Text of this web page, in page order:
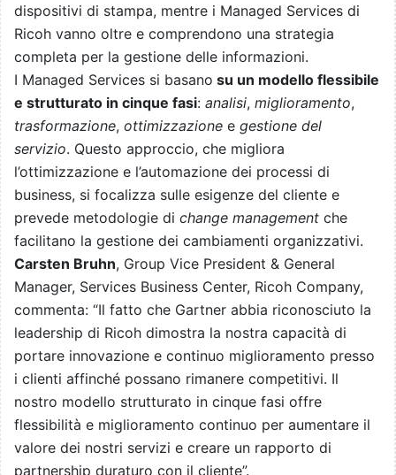
dispositivi di stampa, mentre i Managed Services di
Ricoh vanno oltre e comprendono una strategia
completa per la gestione delle informazioni.
I Managed Services si basano su un modello flessibile
e strutturato in cinque fasi: analisi, miglioramento,
trasformazione, ottimizzazione e gestione del
servizio. Questo approccio, che migliora
l’ottimizzazione e l’automazione dei processi di
business, si focalizza sulle esigenze del cliente e
prevede metodologie di change management che
facilitano la gestione dei cambiamenti organizzativi.
Carsten Bruhn, Group Vice President & General
Manager, Services Business Center, Ricoh Company,
commenta: “Il fatto che Gartner abbia riconosciuto la
leadership di Ricoh dimostra la nostra capacità di
portare innovazione e continuo miglioramento presso
i clienti affinché possano rimanere competitivi. Il
nostro modello strutturato in cinque fasi offre
flessibilità e miglioramento continuo per aumentare il
valore dei nostri servizi e creare un rapporto di
partnership duraturo con il cliente”.